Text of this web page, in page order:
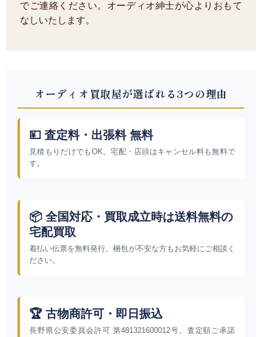
でご連絡ください。オーディオ紳士が心よりおもて
なしいたします。
オーディオ買取屋が選ばれる3つの理由
💴 査定料・出張料 無料
見積もりだけでもOK。宅配・店頭はキャンセル料も無料で
す。
📦 全国対応・買取成立時は送料無料の
宅配買取
着払い伝票を無料発行。梱包が不安な方もお気軽にご相談く
ださい。
🏆 古物商許可・即日振込
長野県公安委員会許可 第481321600012号。査定額ご承諾